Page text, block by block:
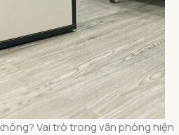
Vai trò trong văn phòng hiện